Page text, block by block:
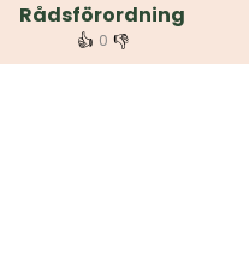
Rådsförordning
👍 0 👎